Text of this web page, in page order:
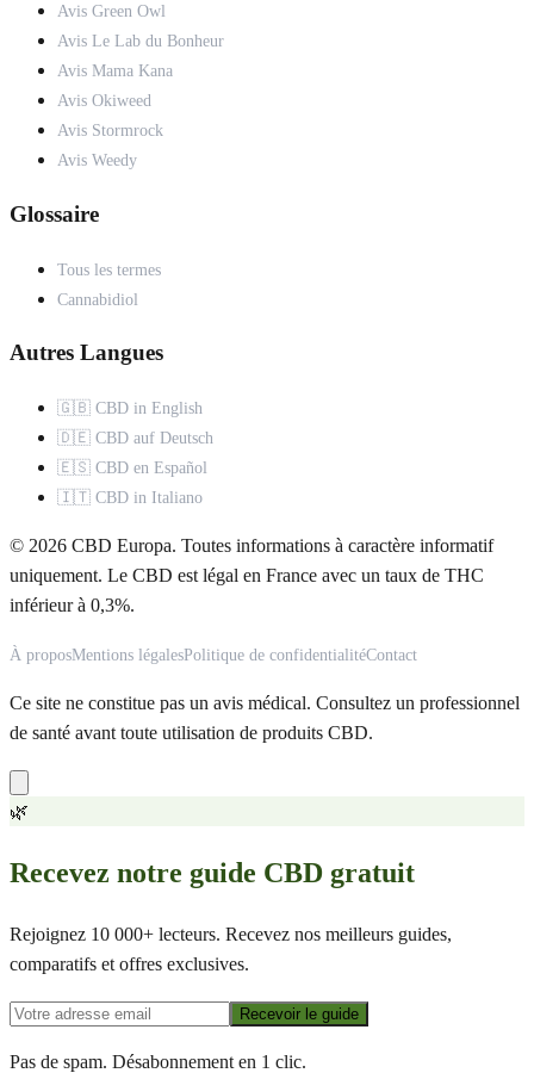
Avis Green Owl
Avis Le Lab du Bonheur
Avis Mama Kana
Avis Okiweed
Avis Stormrock
Avis Weedy
Glossaire
Tous les termes
Cannabidiol
Autres Langues
🇬🇧 CBD in English
🇩🇪 CBD auf Deutsch
🇪🇸 CBD en Español
🇮🇹 CBD in Italiano
© 2026 CBD Europa. Toutes informations à caractère informatif
uniquement. Le CBD est légal en France avec un taux de THC
inférieur à 0,3%.
À proposMentions légalesPolitique de confidentialitéContact
Ce site ne constitue pas un avis médical. Consultez un professionnel
de santé avant toute utilisation de produits CBD.
🌿
Recevez notre guide CBD gratuit
Rejoignez 10 000+ lecteurs. Recevez nos meilleurs guides,
comparatifs et offres exclusives.
Recevoir le guide
Pas de spam. Désabonnement en 1 clic.